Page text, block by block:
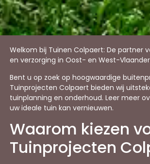
Welkom bij Tuinen Colpaert: De partner
en verzorging in Oost- en West-
Bent u op zoek op hoogwaardige
Tuinprojecten Colpaert bieden wij
tuinplanning en onderhoud. Leer meer
uw ideale tuin kan vernieuwen.
Waarom kiezen
Tuinprojecten